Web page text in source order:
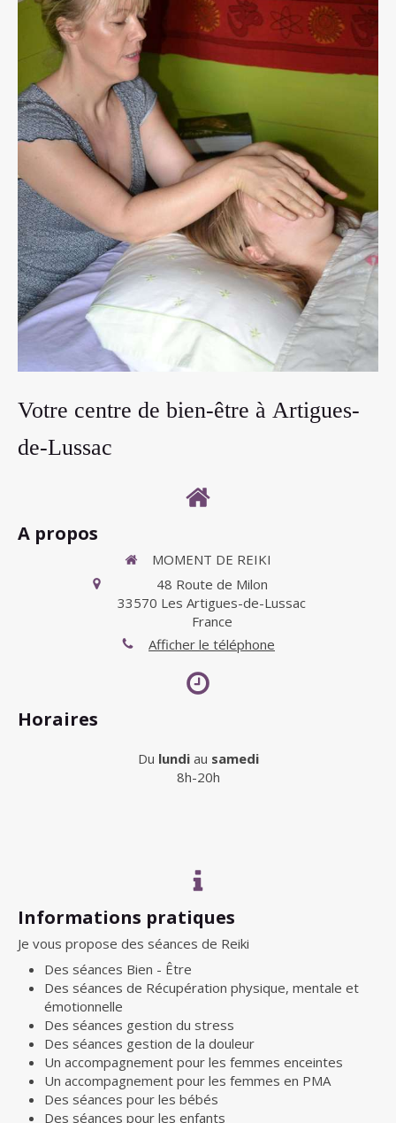
Votre centre de bien-être à Artigues-
de-Lussac
A propos
MOMENT DE REIKI
48 Route de Milon
33570 Les Artigues-de-Lussac
France
Afficher le téléphone
Horaires
Du lundiau samedi
8h-20h
Informations pratiques
Je vous propose des séances de Reiki
Des séances Bien - Être
Des séances de Récupération physique, mentale et
émotionnelle
Des séances gestion du stress
Des séances gestion de la douleur
Un accompagnement pour les femmes enceintes
Un accompagnement pour les femmes en PMA
Des séances pour les bébés
Des séances pour les enfants